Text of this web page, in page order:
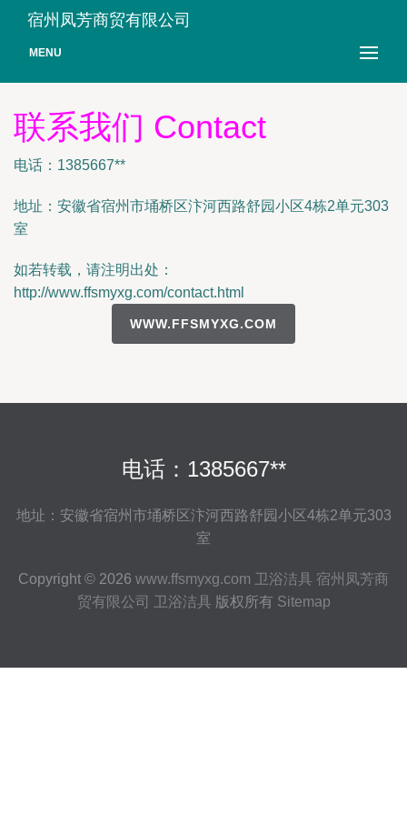
宿州凤芳商贸有限公司
MENU
联系我们 Contact
电话：1385667**
地址：安徽省宿州市埇桥区汴河西路舒园小区4栋2单元303
室
如若转载，请注明出处：
http://www.ffsmyxg.com/contact.html
WWW.FFSMYXG.COM
电话：1385667**
地址：安徽省宿州市埇桥区汴河西路舒园小区4栋2单元303
室
Copyright © 2026 www.ffsmyxg.com 卫浴洁具 宿州凤芳商
贸有限公司 卫浴洁具 版权所有 Sitemap